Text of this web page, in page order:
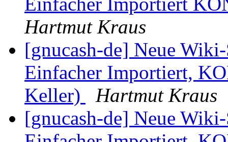
Hartmut Kraus
[gnucash-de] Neue
Einfacher Importiert,
Keller)
Hartmut Kraus
[gnucash-de] Neue